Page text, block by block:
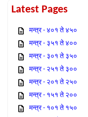
Latest Pages
मन्त्र - ४०१ ते ४५०
मन्त्र - ३५१ ते ४००
मन्त्र - ३०१ ते ३५०
मन्त्र - २५१ ते ३००
मन्त्र - २०१ ते २५०
मन्त्र - १५१ ते २००
मन्त्र - १०१ ते १५०